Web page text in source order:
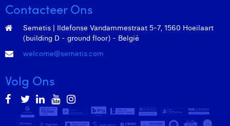
Yaël Vanhoe
Contacteer Ons
Semetis | Ildefonse Vandammestraat 5-7, 1560 Hoeilaart
(building D - ground floor) - België
welcome@semetis.com
Volg Ons